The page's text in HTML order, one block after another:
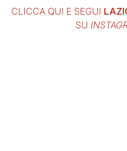
CLICCA QUI E SEGUI
SU